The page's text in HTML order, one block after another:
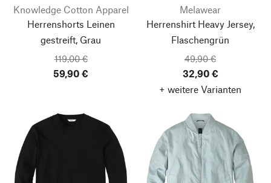
Knowledge Cotton Apparel
Herrenshorts Leinen
gestreift, Grau
119,00 €
59,90 €
Melawear
Herrenshirt Heavy Jersey,
Flaschengrün
49,90 €
32,90 €
+ weitere Varianten